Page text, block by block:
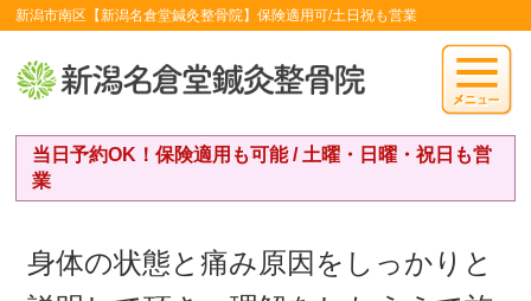
新潟市南区【新潟名倉堂鍼灸整骨院】保険適用可/土日祝も営業
当日予約OK！保険適用も可能 / 土曜・日曜・祝日も営
業
身体の状態と痛み原因をしっかりと